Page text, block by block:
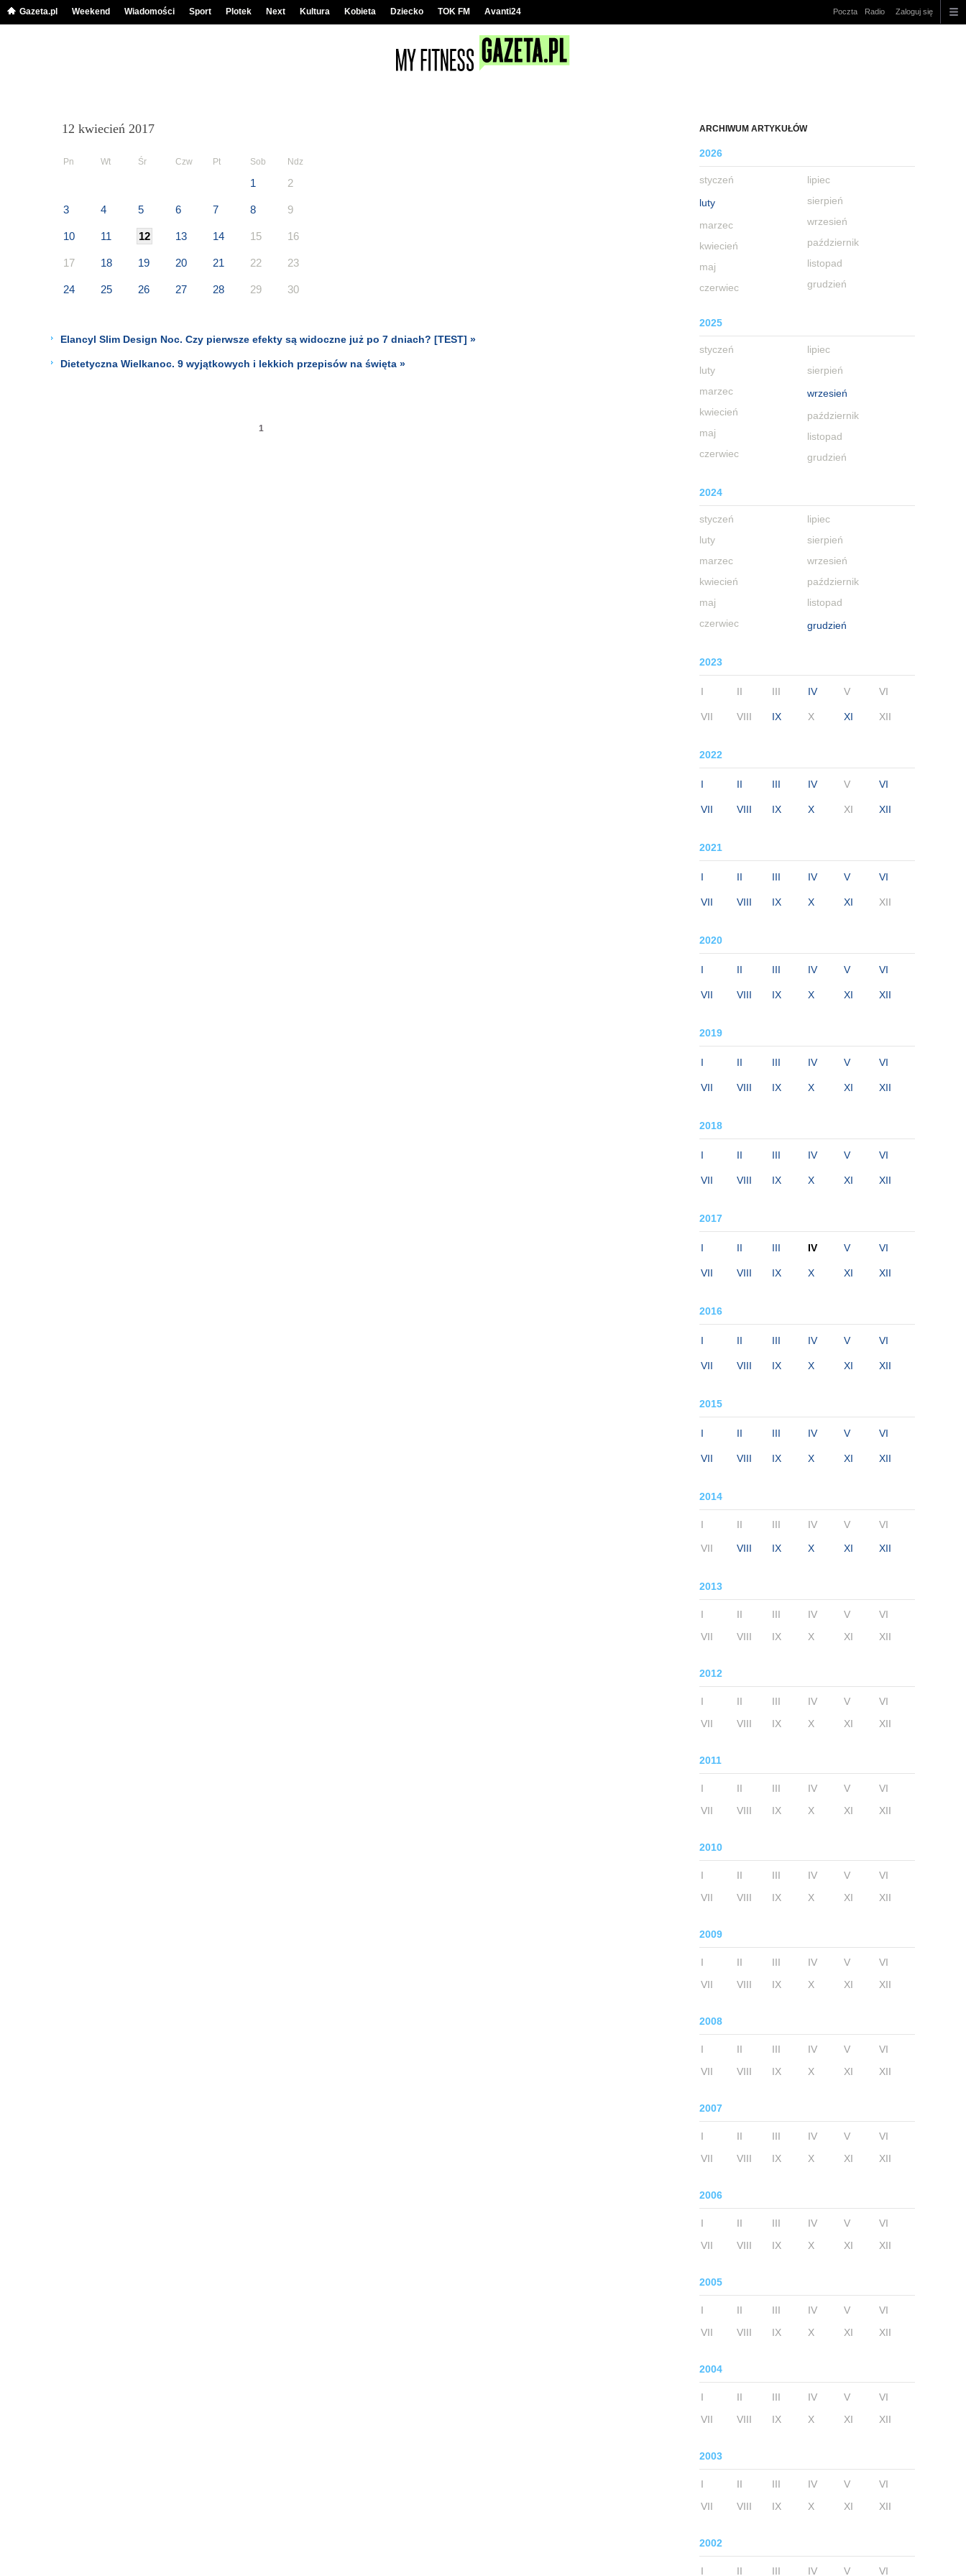
Gazeta.pl Weekend Wiadomości Sport Plotek Next Kultura Kobieta Dziecko TOK FM Avanti24 Poczta Radio Zaloguj się
ARCHIWUM ARTYKUŁÓW
2026
styczeń
luty
marzec
kwiecień
maj
czerwiec
lipiec
sierpień
wrzesień
październik
listopad
grudzień
2025
styczeń
luty
marzec
kwiecień
maj
czerwiec
lipiec
sierpień
wrzesień
październik
listopad
grudzień
2024
styczeń
luty
marzec
kwiecień
maj
czerwiec
lipiec
sierpień
wrzesień
październik
listopad
grudzień
2023
I II III IV V VI
VII VIII IX X XI XII
2022
I II III IV V VI
VII VIII IX X XI XII
2021
I II III IV V VI
VII VIII IX X XI XII
2020
I II III IV V VI
VII VIII IX X XI XII
2019
I II III IV V VI
VII VIII IX X XI XII
2018
I II III IV V VI
VII VIII IX X XI XII
2017
I II III IV V VI
VII VIII IX X XI XII
2016
I II III IV V VI
VII VIII IX X XI XII
2015
I II III IV V VI
VII VIII IX X XI XII
2014
I II III IV V VI
VII VIII IX X XI XII
2013
I II III IV V
VI
VII
VIII IX X XI XII
2012
I II III IV V
VI
VII
VIII IX X XI XII
2011
I II III IV V
VI
VII
VIII IX X XI XII
2010
I II III IV V
VI
VII
VIII IX X XI XII
2009
I II III IV V
VI
VII
VIII IX X XI XII
2008
I II III IV V
VI
VII
VIII IX X XI XII
2007
I II III IV V
VI
VII
VIII IX X XI XII
2006
I II III IV V
VI
VII
VIII IX X XI XII
2005
I II III IV V
VI
VII
VIII IX X XI XII
2004
I II III IV V
VI
VII
VIII IX X XI XII
2003
I II III IV V
VI
VII
VIII IX X XI XII
2002
I II III IV V VI
12 kwiecień 2017
Pn Wt Śr Czw Pt Sob Ndz
1 2
3 4 5 6 7 8 9
10 11 12 13 14 15 16
17 18 19 20 21 22 23
24 25 26 27 28 29 30
Elancyl Slim Design Noc. Czy pierwsze efekty są widoczne już po 7 dniach? [TEST] »
Dietetyczna Wielkanoc. 9 wyjątkowych i lekkich przepisów na święta »
1